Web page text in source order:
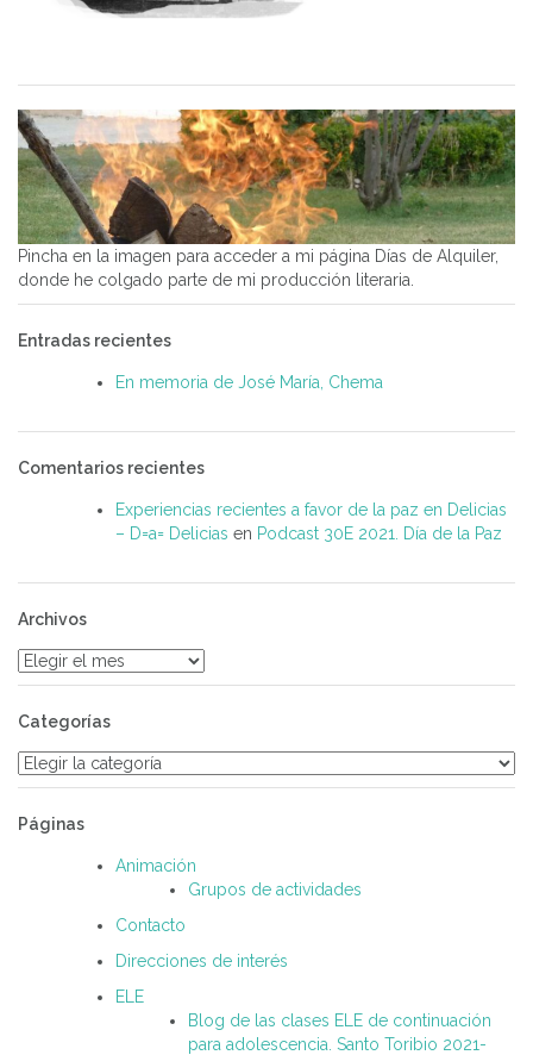
Pincha en la imagen para acceder a mi página Días de Alquiler,
donde he colgado parte de mi producción literaria.
Entradas recientes
En memoria de José María, Chema
Comentarios recientes
Experiencias recientes a favor de la paz en Delicias
– D=a= Delicias en Podcast 30E 2021. Día de la Paz
Archivos
Archivos
Categorías
Categorías
Páginas
Animación
Grupos de actividades
Contacto
Direcciones de interés
ELE
Blog de las clases ELE de continuación
para adolescencia. Santo Toribio 2021-